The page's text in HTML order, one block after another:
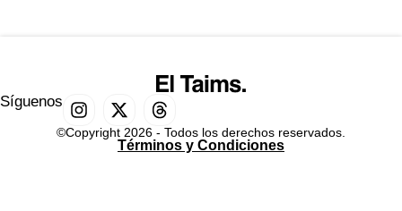
Síguenos
©Copyright 2026 - Todos los derechos reservados.
Términos y Condiciones